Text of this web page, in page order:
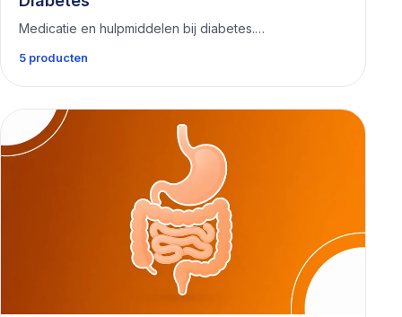
Medicatie en hulpmiddelen bij diabetes.…
5 producten